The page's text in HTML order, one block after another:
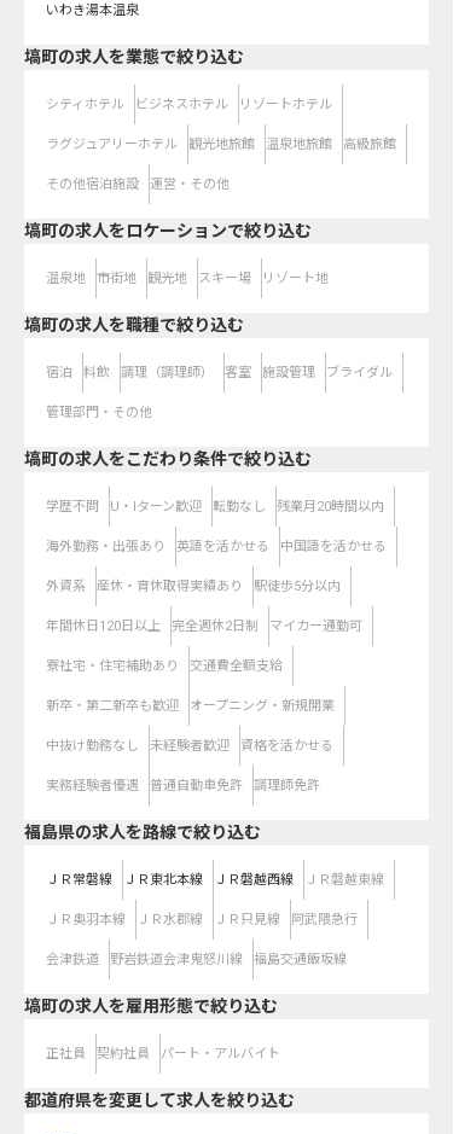
いわき湯本温泉
塙町の求人を業態で絞り込む
シティホテル ビジネスホテル リゾートホテル
ラグジュアリーホテル 観光地旅館 温泉地旅館 高級旅館
その他宿泊施設 運営・その他
塙町の求人をロケーションで絞り込む
温泉地 市街地 観光地 スキー場 リゾート地
塙町の求人を職種で絞り込む
宿泊 料飲 調理（調理師） 客室 施設管理 ブライダル
管理部門・その他
塙町の求人をこだわり条件で絞り込む
学歴不問 U・Iターン歓迎 転勤なし 残業月20時間以内
海外勤務・出張あり 英語を活かせる 中国語を活かせる
外資系 産休・育休取得実績あり 駅徒歩5分以内
年間休日120日以上 完全週休2日制 マイカー通勤可
寮社宅・住宅補助あり 交通費全額支給
新卒・第二新卒も歓迎 オープニング・新規開業
中抜け勤務なし 未経験者歓迎 資格を活かせる
実務経験者優遇 普通自動車免許 調理師免許
福島県の求人を路線で絞り込む
ＪＲ常磐線 ＪＲ東北本線 ＪＲ磐越西線 ＪＲ磐越東線
ＪＲ奥羽本線 ＪＲ水郡線 ＪＲ只見線 阿武隈急行
会津鉄道 野岩鉄道会津鬼怒川線 福島交通飯坂線
塙町の求人を雇用形態で絞り込む
正社員 契約社員 パート・アルバイト
都道府県を変更して求人を絞り込む